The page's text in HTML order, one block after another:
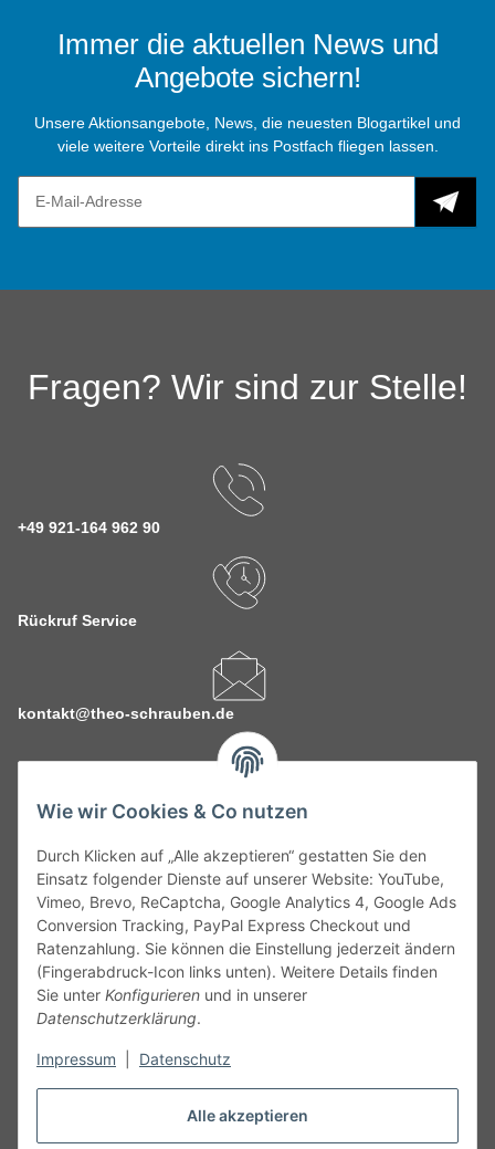
Alle akzeptieren
Wie wir Cookies & Co nutzen
Durch Klicken auf „Alle akzeptieren“ gestatten Sie den
Einsatz folgender Dienste auf unserer Website: YouTube,
Vimeo, Brevo, ReCaptcha, Google Analytics 4, Google Ads
Conversion Tracking, PayPal Express Checkout und
Ratenzahlung. Sie können die Einstellung jederzeit ändern
(Fingerabdruck-Icon links unten). Weitere Details finden
Sie unter Konfigurieren und in unserer
Datenschutzerklärung.
Impressum Datenschutz
Immer die aktuellen News und
Angebote sichern!
Unsere Aktionsangebote, News, die neuesten Blogartikel und
viele weitere Vorteile direkt ins Postfach fliegen lassen.
Fragen? Wir sind zur Stelle!
+49 921-164 962 90
Rückruf Service
kontakt@theo-schrauben.de
Service
Gesetzliche Informationen
Alle technischen Angaben ohne Gewähr. Irrtümer und fehlerhafte
Angaben vorbehalten. Wenn Sie Datenblätter oder spezielle
unseren Kundenservice. Abbildungen der Artikel können
Vertrag widerrufen